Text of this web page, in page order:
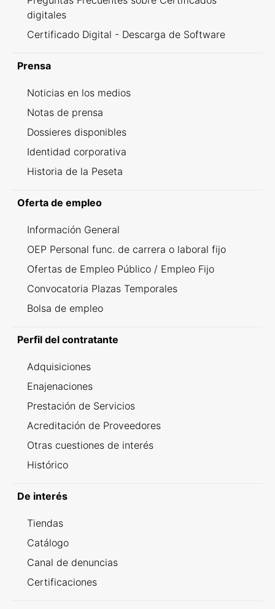
digitales
Certificado Digital - Descarga de Software
Prensa
Noticias en los medios
Notas de prensa
Dossieres disponibles
Identidad corporativa
Historia de la Peseta
Oferta de empleo
Información General
OEP Personal func. de carrera o laboral fijo
Ofertas de Empleo Público / Empleo Fijo
Convocatoria Plazas Temporales
Bolsa de empleo
Perfil del contratante
Adquisiciones
Enajenaciones
Prestación de Servicios
Acreditación de Proveedores
Otras cuestiones de interés
Histórico
De interés
Tiendas
Catálogo
Canal de denuncias
Certificaciones